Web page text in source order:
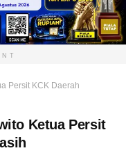
Persit KCK Daerah
Ketua Persit